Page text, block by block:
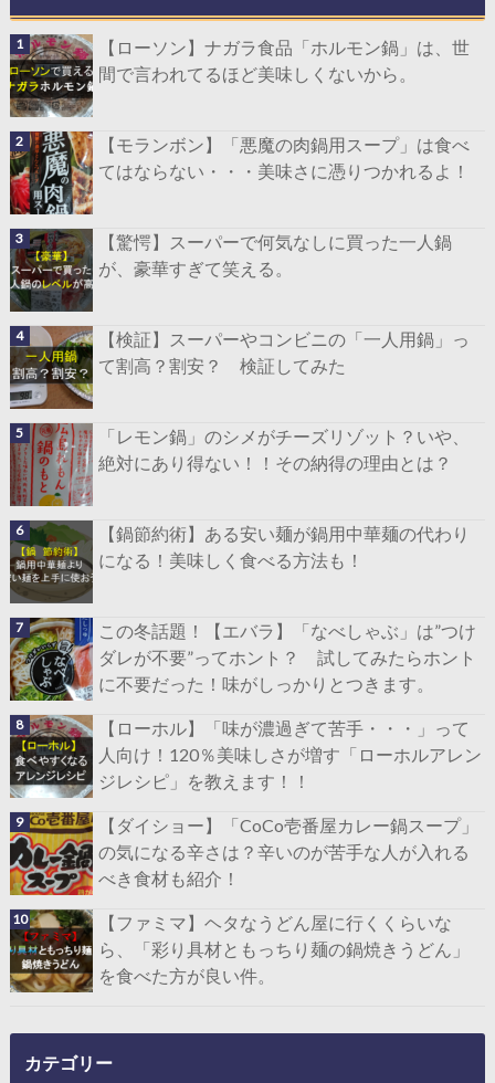
【ローソン】ナガラ食品「ホルモン鍋」は、世
間で言われてるほど美味しくないから。
【モランボン】「悪魔の肉鍋用スープ」は食べ
てはならない・・・美味さに憑りつかれるよ！
【驚愕】スーパーで何気なしに買った一人鍋
が、豪華すぎて笑える。
【検証】スーパーやコンビニの「一人用鍋」っ
て割高？割安？ 検証してみた
「レモン鍋」のシメがチーズリゾット？いや、
絶対にあり得ない！！その納得の理由とは？
【鍋節約術】ある安い麺が鍋用中華麺の代わり
になる！美味しく食べる方法も！
この冬話題！【エバラ】「なべしゃぶ」は”つけ
ダレが不要”ってホント？ 試してみたらホント
に不要だった！味がしっかりとつきます。
【ローホル】「味が濃過ぎて苦手・・・」って
人向け！120％美味しさが増す「ローホルアレン
ジレシピ」を教えます！！
【ダイショー】「CoCo壱番屋カレー鍋スープ」
の気になる辛さは？辛いのが苦手な人が入れる
べき食材も紹介！
【ファミマ】ヘタなうどん屋に行くくらいな
ら、「彩り具材ともっちり麺の鍋焼きうどん」
を食べた方が良い件。
カテゴリー